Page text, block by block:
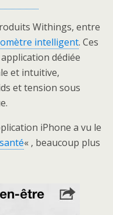
Withings, entre
intelligent. Ces
dédiée
et intuitive,
et tension sous
iPhone a vu le
« , beaucoup plus